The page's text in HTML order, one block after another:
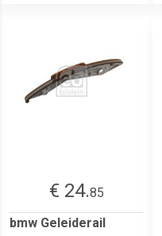
€ 24.85
bmw Geleiderail